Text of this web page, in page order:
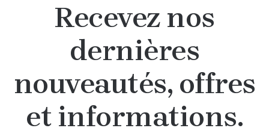
Recevez nos
dernières
nouveautés, offres
et informations.